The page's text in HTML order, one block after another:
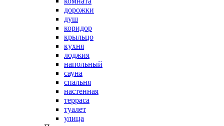
дорожки
душ
коридор
крыльцо
кухня
лоджия
напольный
сауна
спальня
настенная
терраса
туалет
улица